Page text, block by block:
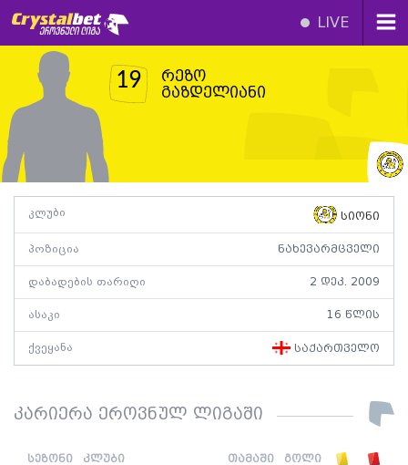
LIVE
19
რეზო
გაზდელიანი
კლუბი სიონი
პოზიცია ნახევარმცველი
დაბადების თარიღი 2 დეკ. 2009
ასაკი 16 წლის
ქვეყანა საქართველო
კარიერა ეროვნულ ლიგაში
სეზონი კლუბი თამაში გოლი